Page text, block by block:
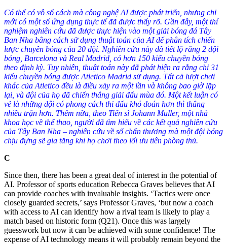
Có thể có vô số cách mà công nghệ AI được phát triển, nhưng chỉ
mới có một số ứng dụng thực tế đã được thấy rõ. Gần đây, một thí
nghiệm nghiên cứu đã được thực hiện vào một giải bóng đá Tây
Ban Nha bằng cách sử dụng thuật toán của AI để phân tích chiến
lược chuyền bóng của 20 đội. Nghiên cứu này đã tiết lộ rằng 2 đội
bóng, Barcelona và Real Madrid, có hơn 150 kiểu chuyền bóng
theo định kỳ. Tuy nhiên, thuật toán này đã phát hiện ra rằng chỉ 31
kiểu chuyền bóng được Atletico Madrid sử dụng. Tất cả lượt chơi
khác của Atletico đều là điều xảy ra một lần và không bao giờ lặp
lại, và đội của họ đã chiến thắng giải đấu mùa đó. Một kết luận có
vẻ là những đội có phong cách thi đấu khó đoán hơn thì thắng
nhiều trận hơn. Thêm nữa, theo Tiến sĩ Johann Muller, một nhà
khoa học về thể thao, người đã tìm hiểu về các kết quả nghiên cứu
của Tây Ban Nha – nghiên cứu về số chấn thương mà một đội bóng
chịu đựng sẽ gia tăng khi họ chơi theo lối ưu tiên phòng thủ.
C
Since then, there has been a great deal of interest in the potential of
AI. Professor of sports education Rebecca Graves believes that AI
can provide coaches with invaluable insights. ‘Tactics were once
closely guarded secrets,’ says Professor Graves, ‘but now a coach
with access to AI can identify how a rival team is likely to play a
match based on historic form (Q21). Once this was largely
guesswork but now it can be achieved with some confidence! The
expense of AI technology means it will probably remain beyond the